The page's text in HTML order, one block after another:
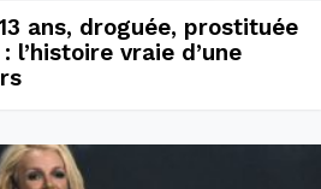
ans, droguée, prostituée
l’histoire vraie d’une